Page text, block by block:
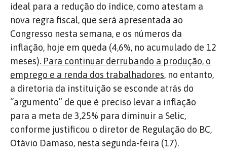
ideal para a redução do índice, como atestam a
nova regra fiscal, que será apresentada ao
Congresso nesta semana, e os números da
inflação, hoje em queda (4,6%, no acumulado de 12
meses). Para continuar derrubando a produção, o
emprego e a renda dos trabalhadores, no entanto,
a diretoria da instituição se esconde atrás do
“argumento” de que é preciso levar a inflação
para a meta de 3,25% para diminuir a Selic,
conforme justificou o diretor de Regulação do BC,
Otávio Damaso, nesta segunda-feira (17).